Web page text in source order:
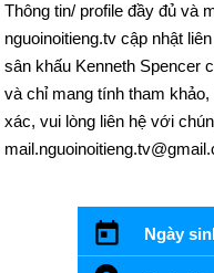
Thông tin/ profile đầy đủ và
nguoinoitieng.tv cập nhật
sân khấu Kenneth Spencer
và chỉ mang tính tham
xác, vui lòng liên hệ với
Ngày